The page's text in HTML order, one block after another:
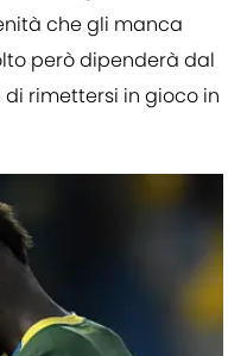
che gli manca
però dipenderà dal
rimettersi in gioco in